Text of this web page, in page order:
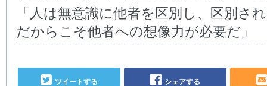
「人は無意識に他者を区別し、区別さ
だからこそ他者への想像力が必要だ」
ツイートする シェアする